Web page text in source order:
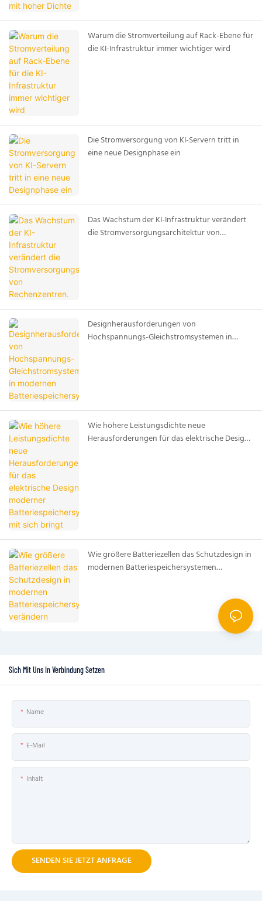
Warum die Stromverteilung auf Rack-Ebene für
die KI-Infrastruktur immer wichtiger wird
Die Stromversorgung von KI-Servern tritt in
eine neue Designphase ein
Das Wachstum der KI-Infrastruktur verändert
die Stromversorgungsarchitektur von
Designherausforderungen von
Hochspannungs-Gleichstromsystemen in
Wie höhere Leistungsdichte neue
Herausforderungen für das elektrische Design
Wie größere Batteriezellen das Schutzdesign in
modernen Batteriespeichersystemen
Sich Mit Uns In Verbindung Setzen
Name
E-Mail
Inhalt
SENDEN SIE JETZT ANFRAGE